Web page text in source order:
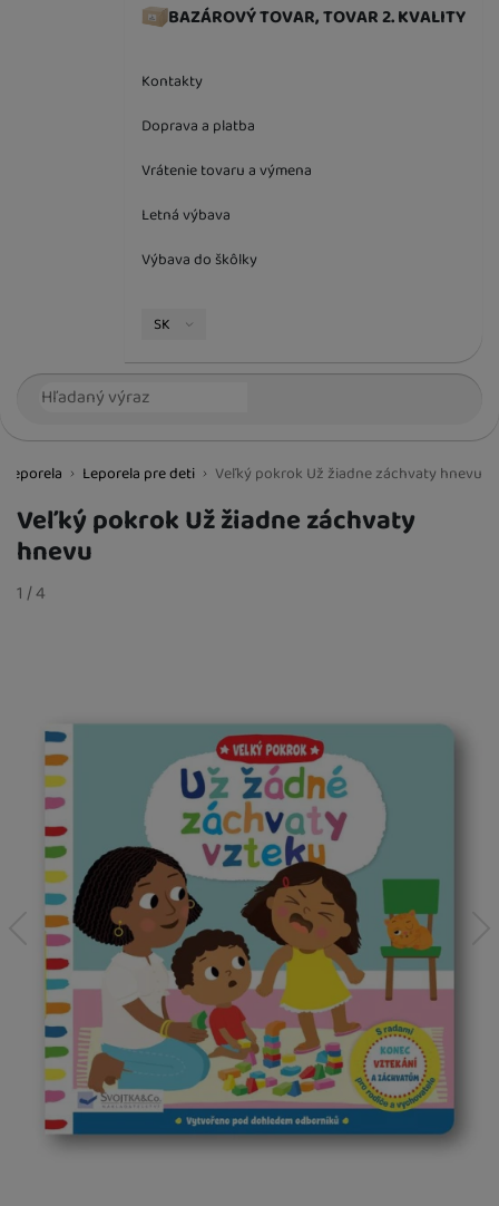
BAZÁROVÝ TOVAR, TOVAR 2. KVALITY
Kontakty
Doprava a platba
Vrátenie tovaru a výmena
Letná výbava
Výbava do škôlky
Jazyková verzia
SK
Vyhľadávanie
leporela Leporela pre deti Veľký pokrok Už žiadne záchvaty hnevu
Veľký pokrok Už žiadne záchvaty
hnevu
Fotografie
predchádzajúci nasledujúci
slide
1 /z
4